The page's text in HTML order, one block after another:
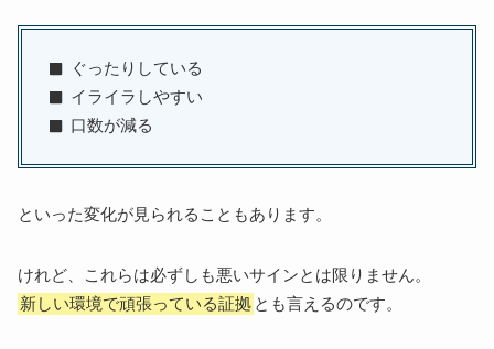
ぐったりしている
イライラしやすい
口数が減る
といった変化が見られることもあります。
けれど、これらは必ずしも悪いサインとは限りません。
新しい環境で頑張っている証拠 とも言えるのです。